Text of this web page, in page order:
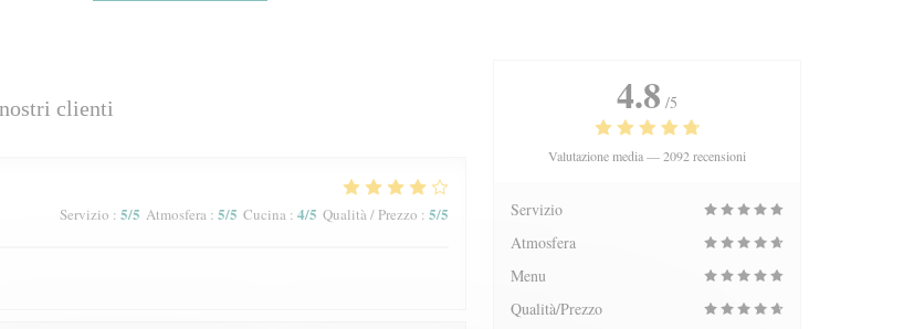
clienti
Servizio : 5/5 Atmosfera : 5/5 Cucina : 4/5 Qualità / Prezzo : 5/5
4.8 /5
Valutazione media —2092 recensioni
Servizio
Atmosfera
Menu
Qualità/Prezzo